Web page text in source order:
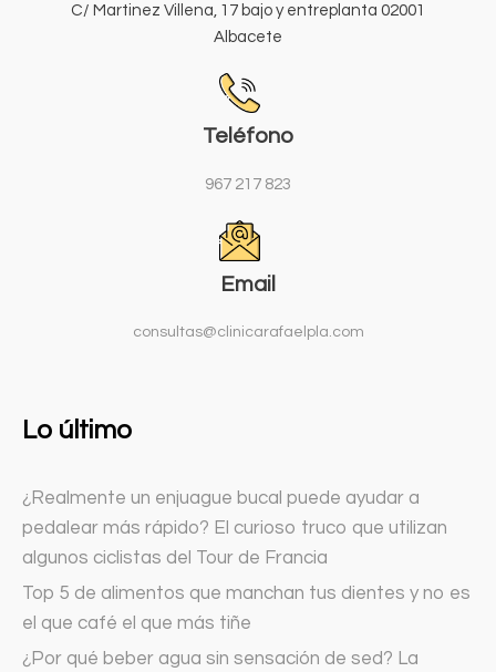
C/ Martinez Villena, 17 bajo y entreplanta 02001
Albacete
Teléfono
967 217 823
Email
consultas@clinicarafaelpla.com
Lo último
¿Realmente un enjuague bucal puede ayudar a
pedalear más rápido? El curioso truco que utilizan
algunos ciclistas del Tour de Francia
Top 5 de alimentos que manchan tus dientes y no es
el que café el que más tiñe
¿Por qué beber agua sin sensación de sed? La